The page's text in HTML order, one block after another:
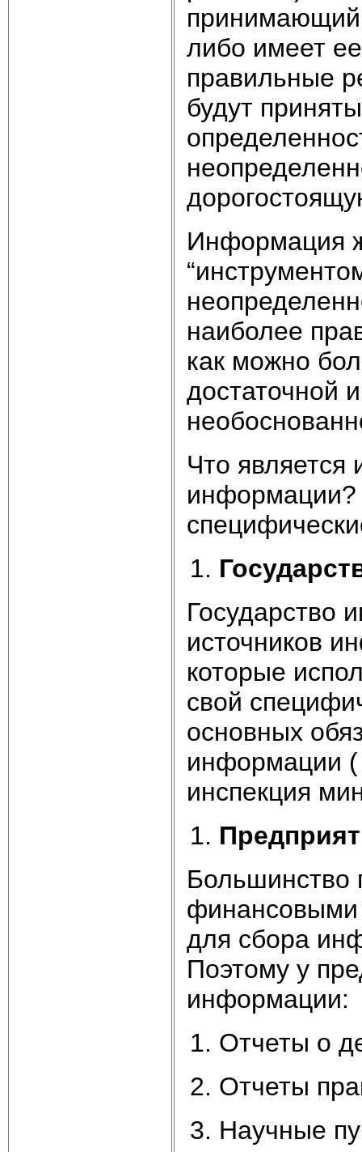
либо имеет
правильные
будут
Информация
наиболее
как можно
достаточной
Что является
информации?
Государство
источников
которые
свой
основных
информации (
инспекция
Большинство
финансовыми
для сбора
Поэтому у
информации:
Отчеты о
Отчеты
Научные